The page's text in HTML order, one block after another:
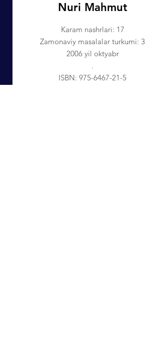
Nuri Mahmut
Karam nashrlari: 17
Zamonaviy masalalar turkumi: 3
2006 yil oktyabr
.
ISBN: 975-6467-21-5